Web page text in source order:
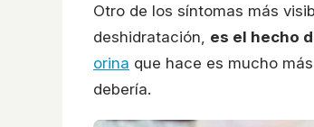
Otro de los síntomas más
deshidratación, es el hecho
orina que hace es mucho
debería.